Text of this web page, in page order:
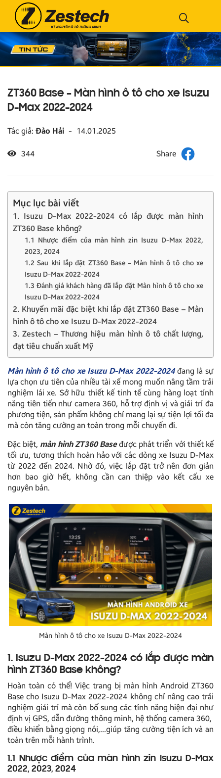
ZT360 Base – Màn hình ô tô cho xe Isuzu
D-Max 2022-2024
Tác giả: Đào Hải - 14.01.2025
344
Mục lục bài viết
1. Isuzu D-Max 2022-2024 có lắp được màn hình
ZT360 Base không?
1.1 Nhược điểm của màn hình zin Isuzu D-Max 2022,
2023, 2024
1.2 Sau khi lắp đặt ZT360 Base – Màn hình ô tô cho xe
Isuzu D-Max 2022-2024
1.3 Đánh giá khách hàng đã lắp đặt Màn hình ô tô cho xe
Isuzu D-Max 2022-2024
2. Khuyến mãi đặc biệt khi lắp đặt ZT360 Base – Màn
hình ô tô cho xe Isuzu D-Max 2022-2024
3. Zestech – Thương hiệu màn hình ô tô chất lượng,
đạt tiêu chuẩn xuất Mỹ
Màn hình ô tô cho xe Isuzu D-Max 2022-2024đang là sự
lựa chọn ưu tiên của nhiều tài xế mong muốn nâng tầm trải
nghiệm lái xe. Sở hữu thiết kế tinh tế cùng hàng loạt tính
năng tiên tiến như camera 360, hỗ trợ định vị và giải trí đa
phương tiện, sản phẩm không chỉ mang lại sự tiện lợi tối đa
mà còn tăng cường an toàn trong mỗi chuyến đi.
Đặc biệt, màn hình ZT360 Baseđược phát triển với thiết kế
tối ưu, tương thích hoàn hảo với các dòng xe Isuzu D-Max
từ 2022 đến 2024. Nhờ đó, việc lắp đặt trở nên đơn giản
hơn bao giờ hết, không cần can thiệp vào kết cấu xe
nguyên bản.
Màn hình ô tô cho xe Isuzu D-Max 2022-2024
1. Isuzu D-Max 2022-2024 có lắp được màn
hình ZT360 Base không?
Hoàn toàn có thể! Việc trang bị màn hình Android ZT360
Base cho Isuzu D-Max 2022-2024 không chỉ nâng cao trải
nghiệm giải trí mà còn bổ sung các tính năng hiện đại như
định vị GPS, dẫn đường thông minh, hệ thống camera 360,
điều khiển bằng giọng nói,…giúp tăng cường tiện ích và an
toàn trên mỗi hành trình.
1.1 Nhược điểm của màn hình zin Isuzu D-Max
2022, 2023, 2024